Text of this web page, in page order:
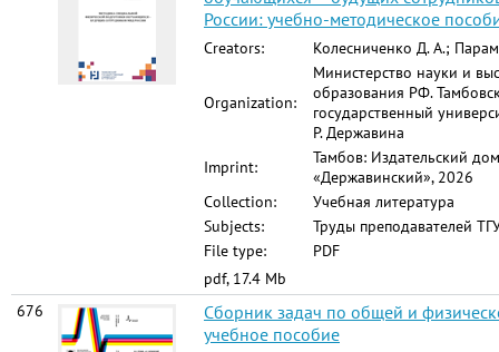
России: учебно-методическое
Creators: Колесниченко Д. А.;
Organization:
Министерство науки и
образования РФ.
государственный
Р. Державина
Imprint:
Тамбов: Издательский дом
«Державинский», 2026
Collection:
Учебная литература
Subjects:
Труды преподавателей
File type:
PDF
pdf, 17.4 Mb
676
Сборник задач по общей и
учебное пособие